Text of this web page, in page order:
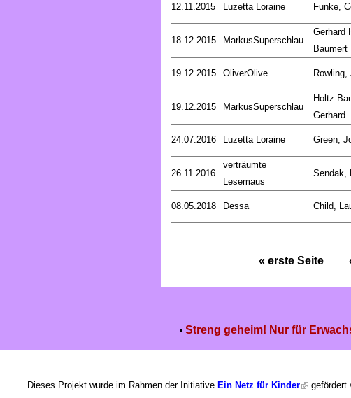
12.11.2015 Luzetta Loraine Funke,
18.12.2015 MarkusSuperschlau
Gerhard
Baumert
19.12.2015 OliverOlive Rowling,
19.12.2015 MarkusSuperschlau
Holtz-
Gerhard
24.07.2016 Luzetta Loraine Green,
26.11.2016
verträumte
Lesemaus
Sendak,
08.05.2018 Dessa Child,
« erste Seite
Streng geheim! Nur für
Dieses Projekt wurde im Rahmen der Initiative Ein Netz für Kinder
gefördert